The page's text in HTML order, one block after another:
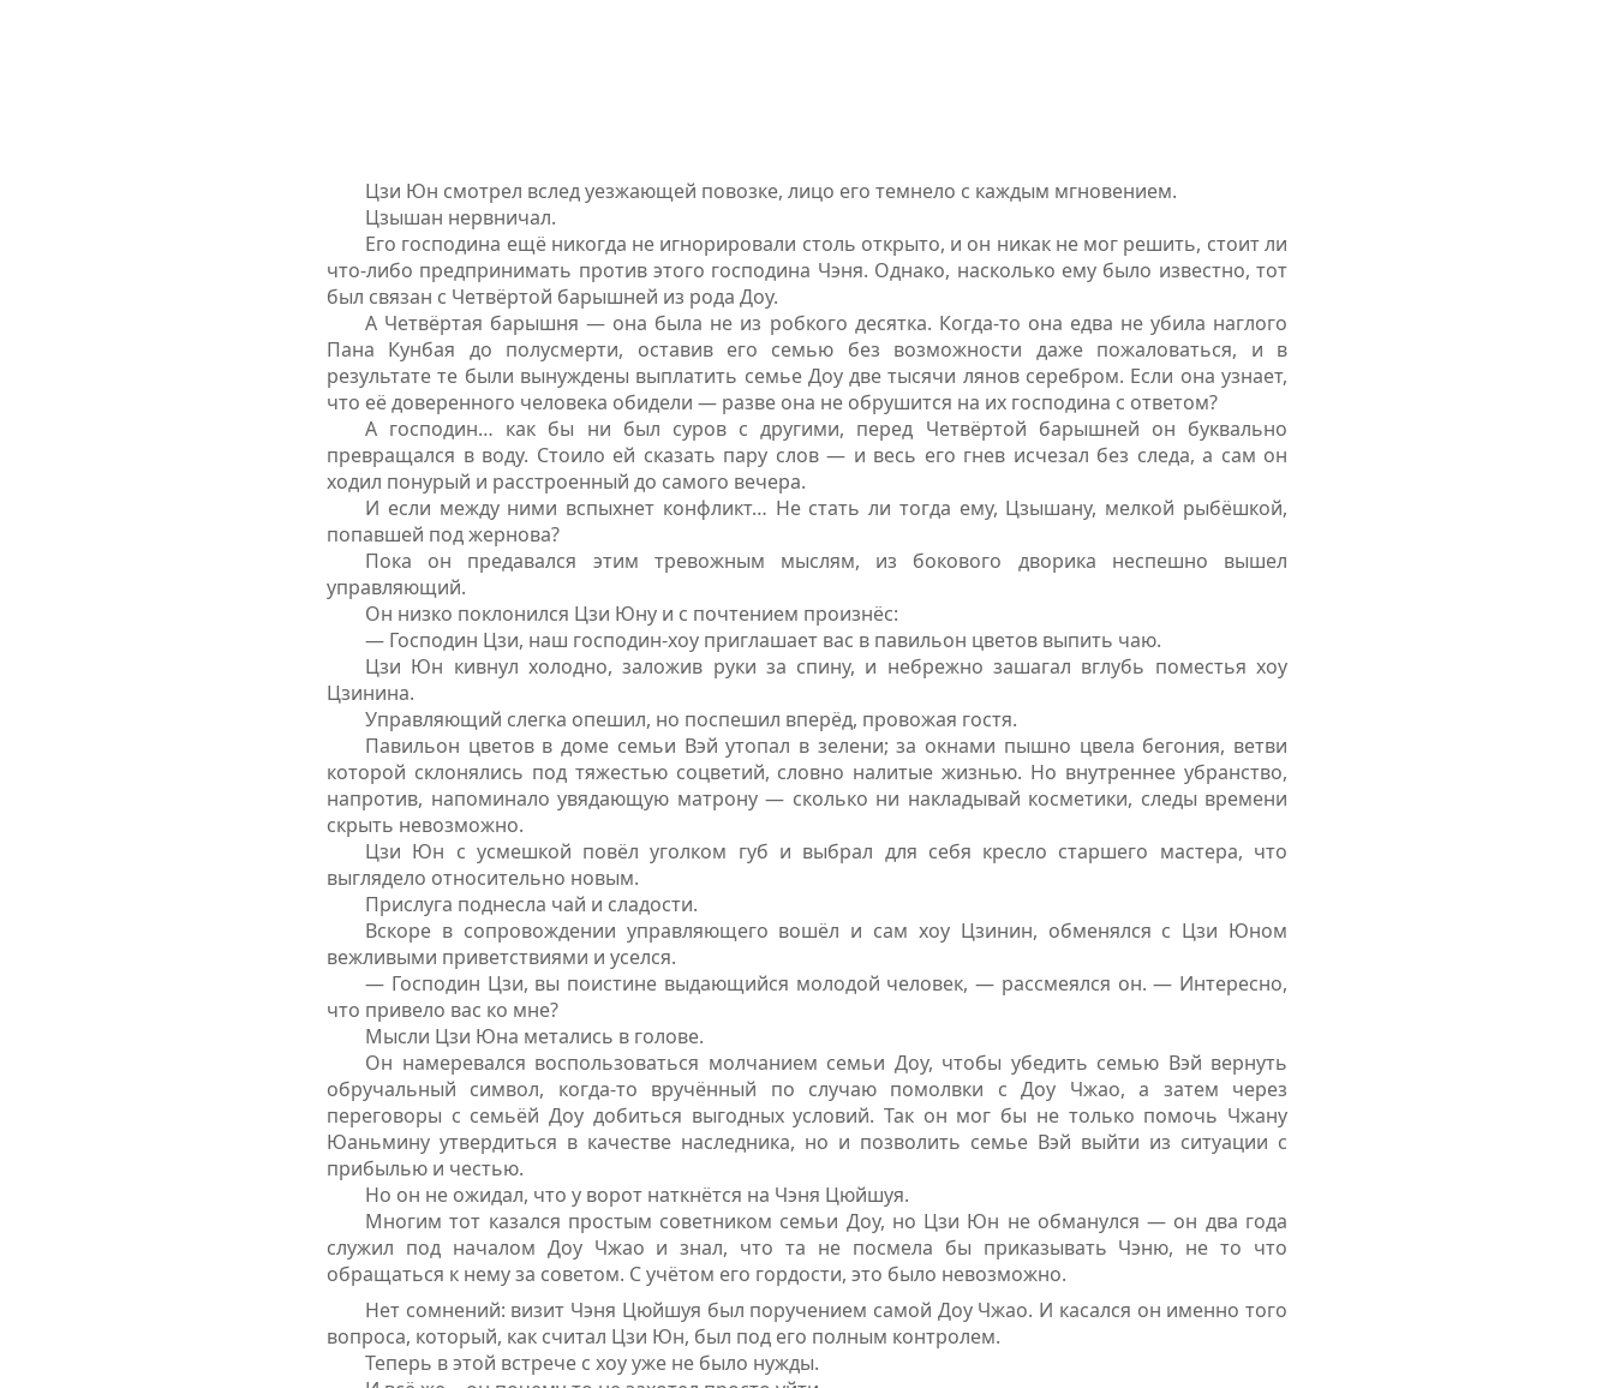
Цзи Юн смотрел вслед уезжающей повозке, лицо его темнело с каждым мгновением.
Цзышан нервничал.
Его господина ещё никогда не игнорировали столь открыто, и он никак не мог решить, стоит ли
что-либо предпринимать против этого господина Чэня. Однако, насколько ему было известно, тот
был связан с Четвёртой барышней из рода Доу.
А Четвёртая барышня — она была не из робкого десятка. Когда-то она едва не убила наглого
Пана Кунбая до полусмерти, оставив его семью без возможности даже пожаловаться, и в
результате те были вынуждены выплатить семье Доу две тысячи лянов серебром. Если она узнает,
что её доверенного человека обидели — разве она не обрушится на их господина с ответом?
А господин… как бы ни был суров с другими, перед Четвёртой барышней он буквально
превращался в воду. Стоило ей сказать пару слов — и весь его гнев исчезал без следа, а сам он
ходил понурый и расстроенный до самого вечера.
И если между ними вспыхнет конфликт… Не стать ли тогда ему, Цзышану, мелкой рыбёшкой,
попавшей под жернова?
Пока он предавался этим тревожным мыслям, из бокового дворика неспешно вышел
управляющий.
Он низко поклонился Цзи Юну и с почтением произнёс:
— Господин Цзи, наш господин-хоу приглашает вас в павильон цветов выпить чаю.
Цзи Юн кивнул холодно, заложив руки за спину, и небрежно зашагал вглубь поместья хоу
Цзинина.
Управляющий слегка опешил, но поспешил вперёд, провожая гостя.
Павильон цветов в доме семьи Вэй утопал в зелени; за окнами пышно цвела бегония, ветви
которой склонялись под тяжестью соцветий, словно налитые жизнью. Но внутреннее убранство,
напротив, напоминало увядающую матрону — сколько ни накладывай косметики, следы времени
скрыть невозможно.
Цзи Юн с усмешкой повёл уголком губ и выбрал для себя кресло старшего мастера, что
выглядело относительно новым.
Прислуга поднесла чай и сладости.
Вскоре в сопровождении управляющего вошёл и сам хоу Цзинин, обменялся с Цзи Юном
вежливыми приветствиями и уселся.
— Господин Цзи, вы поистине выдающийся молодой человек, — рассмеялся он. — Интересно,
что привело вас ко мне?
Мысли Цзи Юна метались в голове.
Он намеревался воспользоваться молчанием семьи Доу, чтобы убедить семью Вэй вернуть
обручальный символ, когда-то вручённый по случаю помолвки с Доу Чжао, а затем через
переговоры с семьёй Доу добиться выгодных условий. Так он мог бы не только помочь Чжану
Юаньмину утвердиться в качестве наследника, но и позволить семье Вэй выйти из ситуации с
прибылью и честью.
Но он не ожидал, что у ворот наткнётся на Чэня Цюйшуя.
Многим тот казался простым советником семьи Доу, но Цзи Юн не обманулся — он два года
служил под началом Доу Чжао и знал, что та не посмела бы приказывать Чэню, не то что
обращаться к нему за советом. С учётом его гордости, это было невозможно.
Нет сомнений: визит Чэня Цюйшуя был поручением самой Доу Чжао. И касался он именно того
вопроса, который, как считал Цзи Юн, был под его полным контролем.
Теперь в этой встрече с хоу уже не было нужды.